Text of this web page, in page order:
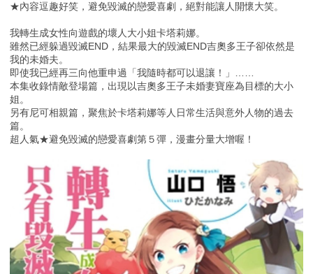
★內容逗趣好笑，避免毀滅的戀愛喜劇，絕對能讓人開懷大笑。
我轉生成女性向遊戲的壞人大小姐卡塔莉娜。
雖然已經躲過毀滅END，結果最大的毀滅END吉奧多王子卻依然是
我的未婚夫。
即使我已經再三向他重申過「我隨時都可以退讓！」……
本集收錄情敵登場篇，出現以吉奧多王子未婚妻寶座為目標的大小
姐。
另有尼可相親篇，聚焦於卡塔莉娜等人日常生活與意外人物的過去
篇。
超人氣★避免毀滅的戀愛喜劇第５彈，漫畫分量大增喔！